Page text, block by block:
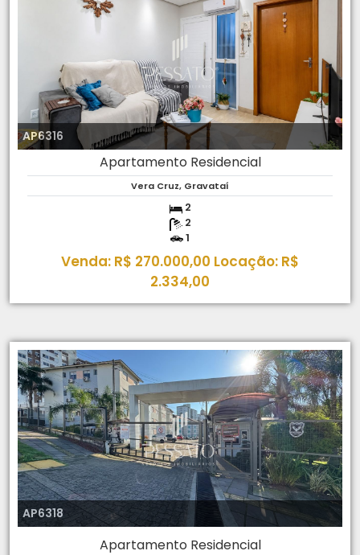
AP6316
Apartamento Residencial
Vera Cruz, Gravataí
2
2
1
Venda: R$ 270.000,00 Locação: R$
2.334,00
AP6318
Apartamento Residencial